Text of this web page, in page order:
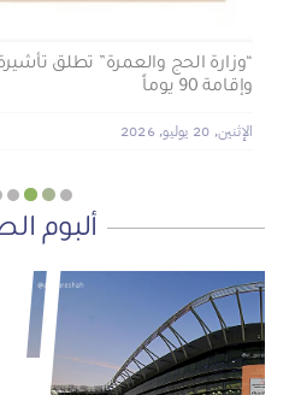
“وزارة الحج والعمرة” تطلق
وإقامة 90 يوماً
الإثنين, 20 يوليو, 2026
ألبوم